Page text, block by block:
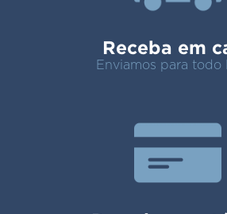
Receba em
Enviamos para todo